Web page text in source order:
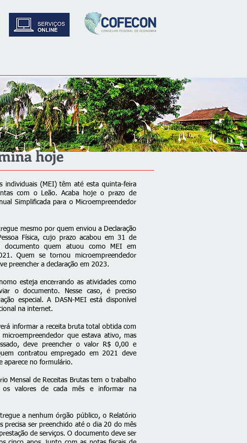
hoje
individuais (MEI) têm até esta quinta-feira
com o Leão. Acaba hoje o prazo de
Simplificada para o Microempreendedor
mesmo por quem enviou a Declaração
Física, cujo prazo acabou em 31 de
documento quem atuou como MEI em
Quem se tornou microempreendedor
preencher a declaração em 2023.
esteja encerrando as atividades como
o documento. Nesse caso, é preciso
especial. A DASN-MEI está disponível
na internet.
informar a receita bruta total obtida com
que estava ativo, mas
deve preencher o valor R$ 0,00 e
contratou empregado em 2021 deve
aparece no formulário.
Mensal de Receitas Brutastem o trabalho
os valores de cada mês e informar na
a nenhum órgão público, o Relatório
precisa ser preenchido até o dia 20 do mês
de serviços. O documento deve ser